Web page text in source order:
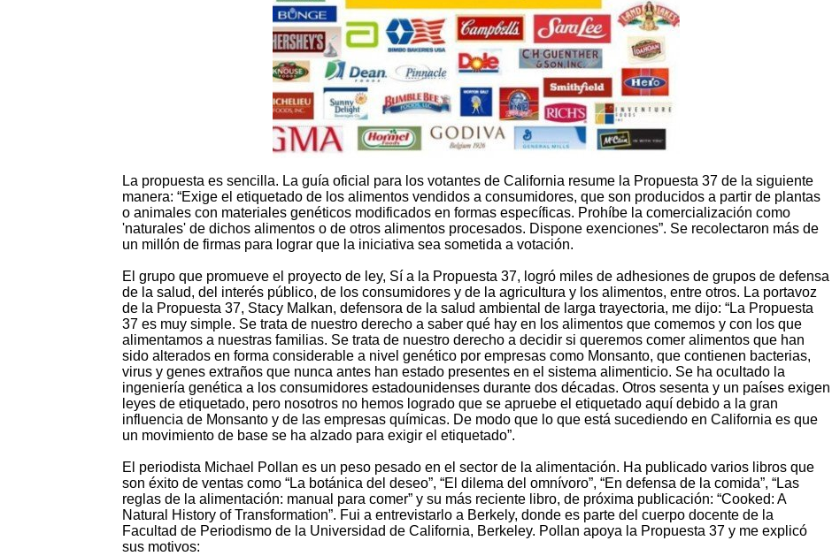
La propuesta es sencilla. La guía oficial para los votantes de California resume la Propuesta 37 de la siguiente
manera: “Exige el etiquetado de los alimentos vendidos a consumidores, que son producidos a partir de plantas
o animales con materiales genéticos modificados en formas específicas. Prohíbe la comercialización como
'naturales' de dichos alimentos o de otros alimentos procesados. Dispone exenciones”. Se recolectaron más de
un millón de firmas para lograr que la iniciativa sea sometida a votación.
El grupo que promueve el proyecto de ley, Sí a la Propuesta 37, logró miles de adhesiones de grupos de defensa
de la salud, del interés público, de los consumidores y de la agricultura y los alimentos, entre otros. La portavoz
de la Propuesta 37, Stacy Malkan, defensora de la salud ambiental de larga trayectoria, me dijo: “La Propuesta
37 es muy simple. Se trata de nuestro derecho a saber qué hay en los alimentos que comemos y con los que
alimentamos a nuestras familias. Se trata de nuestro derecho a decidir si queremos comer alimentos que han
sido alterados en forma considerable a nivel genético por empresas como Monsanto, que contienen bacterias,
virus y genes extraños que nunca antes han estado presentes en el sistema alimenticio. Se ha ocultado la
ingeniería genética a los consumidores estadounidenses durante dos décadas. Otros sesenta y un países exigen
leyes de etiquetado, pero nosotros no hemos logrado que se apruebe el etiquetado aquí debido a la gran
influencia de Monsanto y de las empresas químicas. De modo que lo que está sucediendo en California es que
un movimiento de base se ha alzado para exigir el etiquetado”.
El periodista Michael Pollan es un peso pesado en el sector de la alimentación. Ha publicado varios libros que
son éxito de ventas como “La botánica del deseo”, “El dilema del omnívoro”, “En defensa de la comida”, “Las
reglas de la alimentación: manual para comer” y su más reciente libro, de próxima publicación: “Cooked: A
Natural History of Transformation”. Fui a entrevistarlo a Berkely, donde es parte del cuerpo docente de la
Facultad de Periodismo de la Universidad de California, Berkeley. Pollan apoya la Propuesta 37 y me explicó
sus motivos: